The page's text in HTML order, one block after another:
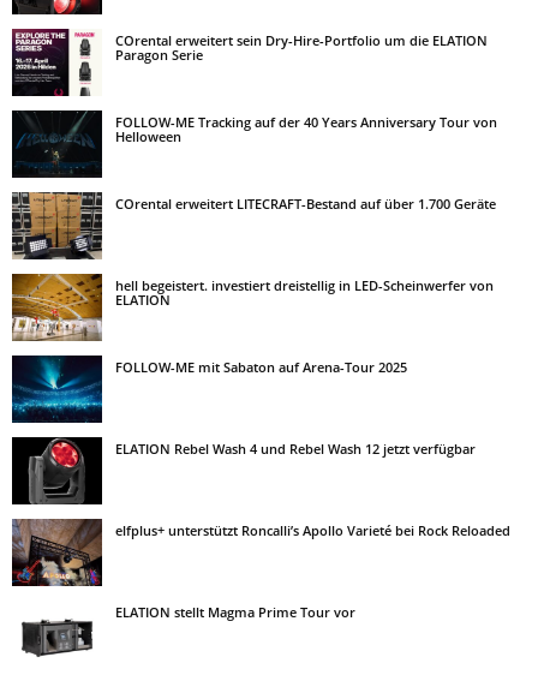
COrental erweitert sein Dry-Hire-Portfolio um die ELATION
Paragon Serie
FOLLOW-ME Tracking auf der 40 Years Anniversary Tour von
Helloween
COrental erweitert LITECRAFT-Bestand auf über 1.700 Geräte
hell begeistert. investiert dreistellig in LED-Scheinwerfer von
ELATION
FOLLOW-ME mit Sabaton auf Arena-Tour 2025
ELATION Rebel Wash 4 und Rebel Wash 12 jetzt verfügbar
elfplus+ unterstützt Roncalli’s Apollo Varieté bei Rock Reloaded
ELATION stellt Magma Prime Tour vor